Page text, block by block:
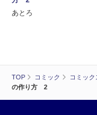
TOP コミック コミック
の作り方 2
あとろ